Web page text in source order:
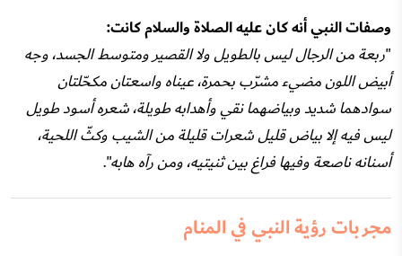
وصفات النبي أنه كان عليه الصلاة والسلام كانت:
"ربعة من الرجال ليس بالطويل ولا القصير ومتوسط الجسد، وجه
أبيض اللون مضيء مشرّب بحمرة، عيناه واسعتان مكحّلتان
سوادهما شديد وبياضهما نقي وأهدابه طويلة، شعره أسود طويل
ليس فيه إلا بياض قليل شعرات قليلة من الشيب وكثّ اللحية،
أسنانه ناصعة وفيها فراغ بين ثنيتيه، ومن رآه هابه".
مجربات رؤية النبي في المنام